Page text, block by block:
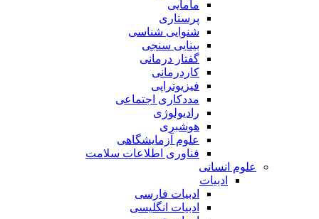
مامایی
پرستاری
شنوایی شناسی
بینایی سنجی
گفتار درمانی
کاردرمانی
فیزیوتراپی
مددکاری اجتماعی
رادیولوژی
هوشبری
علوم آزمایشگاهی
فناوری اطلاعات سلامت
علوم انسانی
ادبیات
ادبیات فارسی
ادبیات انگلیسی